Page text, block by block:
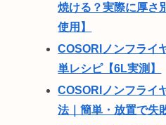
焼ける？実際に厚さ
使用】
COSORIノンフライ
単レシピ【6L実測】
COSORIノンフライ
法｜簡単・放置で失